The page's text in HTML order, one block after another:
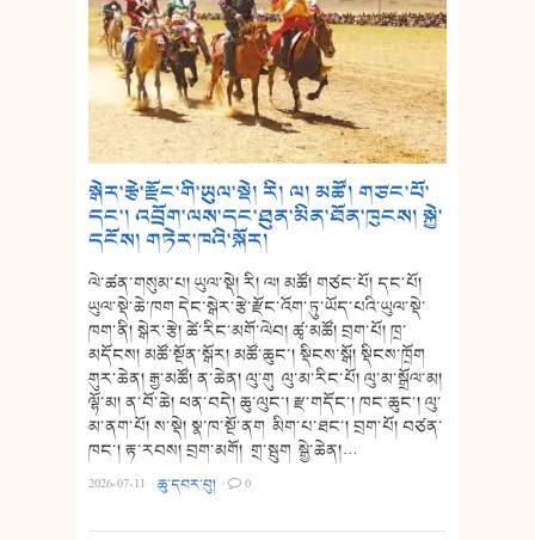
སྒེར་རྩེ་རྫོང་གི་ཡུལ་སྡེ། རི། ལ། མཚོ། གཙང་པོ་
དང་། འབྲོག་ལས་དང་ཐུན་མིན་ཐོན་ཁུངས། སྐྱེ་
དངོས། གཏེར་ཁའི་སྐོར།
ལེ་ཚན་གསུམ་པ། ཡུལ་སྡེ། རི། ལ། མཚོ། གཙང་པོ། དང་པོ།
ཡུལ་སྡེ་ཆེ་ཁག དེང་སྒེར་རྩེ་རྫོང་འོག་ཏུ་ཡོད་པའི་ཡུལ་སྡེ་
ཁག་ནི། སྒེར་རྩེ། ཚེ་རིང་མགོ་ལེབ། ཚྭ་མཚོ། བྲག་པོ། ཁྲ་
མདོངས། མཚོ་སྔོན་སྒོར། མཚོ་ཆུང་། སྡིངས་སྒོ། སྡིངས་ཁྲོག
གུར་ཆེན། རྒྱ་མཚོ། ན་ཆེན། ལུ་གུ ལུ་མ་རིང་པོ། ལུ་མ་སྒྲོལ་མ།
ལྷོ་མ། ན་བོ་ཆེ། ཕན་བདེ། ཆུ་ལུང་། རྫ་གདོང་། ཁང་ཆུང་། ལུ་
མ་ནག་པོ། ས་སྡེ། སྣ་ཁ་སྔོ་ནག མིག་པ་ཐང་། བྲག་པོ། བཙན་
ཁང་། རྟ་རབས། བྲག་མགོ། གྲ་སྦུག སྒྱེ་ཆེན།…
2026-07-11 ·ཆུ་དབར་བུ། · 0